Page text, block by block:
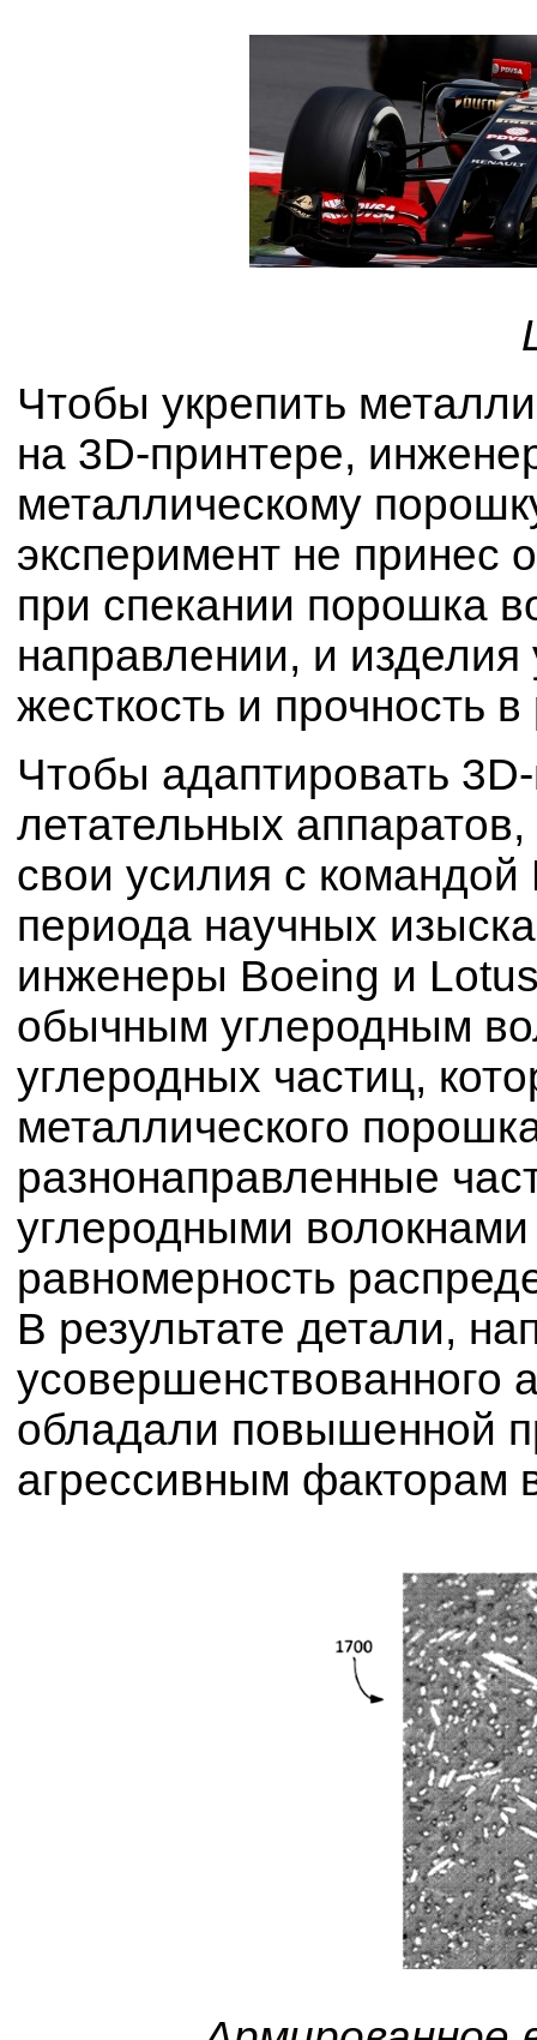
Чтобы укрепить
на 3D-принтере,
металлическому
эксперимент не принес
при спекании порошка
направлении, и
жесткость и прочность
Чтобы адаптировать
летательных
свои усилия с
периода научных
инженеры Boeing и
обычным углеродным
углеродных частиц,
металлического
разнонаправленные
углеродными
равномерность
В результате детали,
усовершенствованного
обладали повышенной
агрессивным факторам